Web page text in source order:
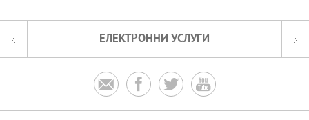
ЕЛЕКТРОННИ УСЛУГИ
   